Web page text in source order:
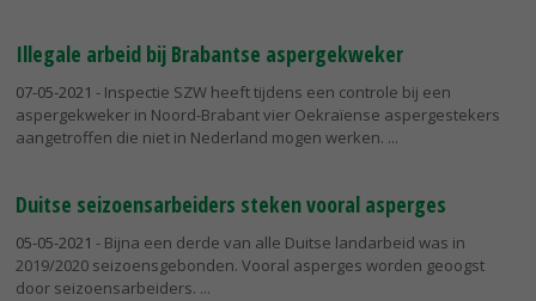
Illegale arbeid bij Brabantse aspergekweker
07-05-2021 - Inspectie SZW heeft tijdens een controle bij een
aspergekweker in Noord-Brabant vier Oekraïense aspergestekers
aangetroffen die niet in Nederland mogen werken.
Duitse seizoensarbeiders steken vooral asperges
05-05-2021 - Bijna een derde van alle Duitse landarbeid was in
2019/2020 seizoensgebonden. Vooral asperges worden geoogst
door seizoensarbeiders.